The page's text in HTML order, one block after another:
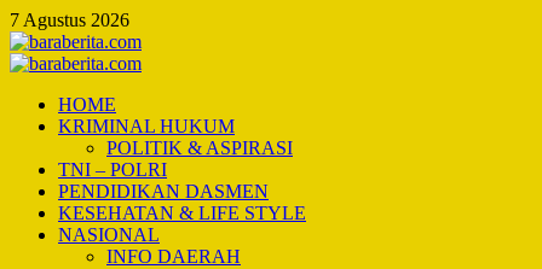
Skip
to
content
7 Agustus 2026
Primary
HOME
KRIMINAL HUKUM
POLITIK & ASPIRASI
TNI – POLRI
PENDIDIKAN DASMEN
KESEHATAN & LIFE STYLE
NASIONAL
INFO DAERAH